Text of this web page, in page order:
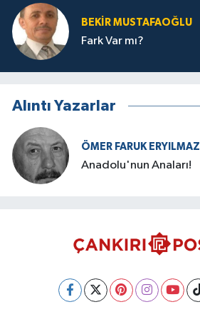
BEKIR MUSTAFAOĞLU
Fark Var mı?
Alıntı Yazarlar
ÖMER FARUK ERYILMAZ
Anadolu'nun Anaları!